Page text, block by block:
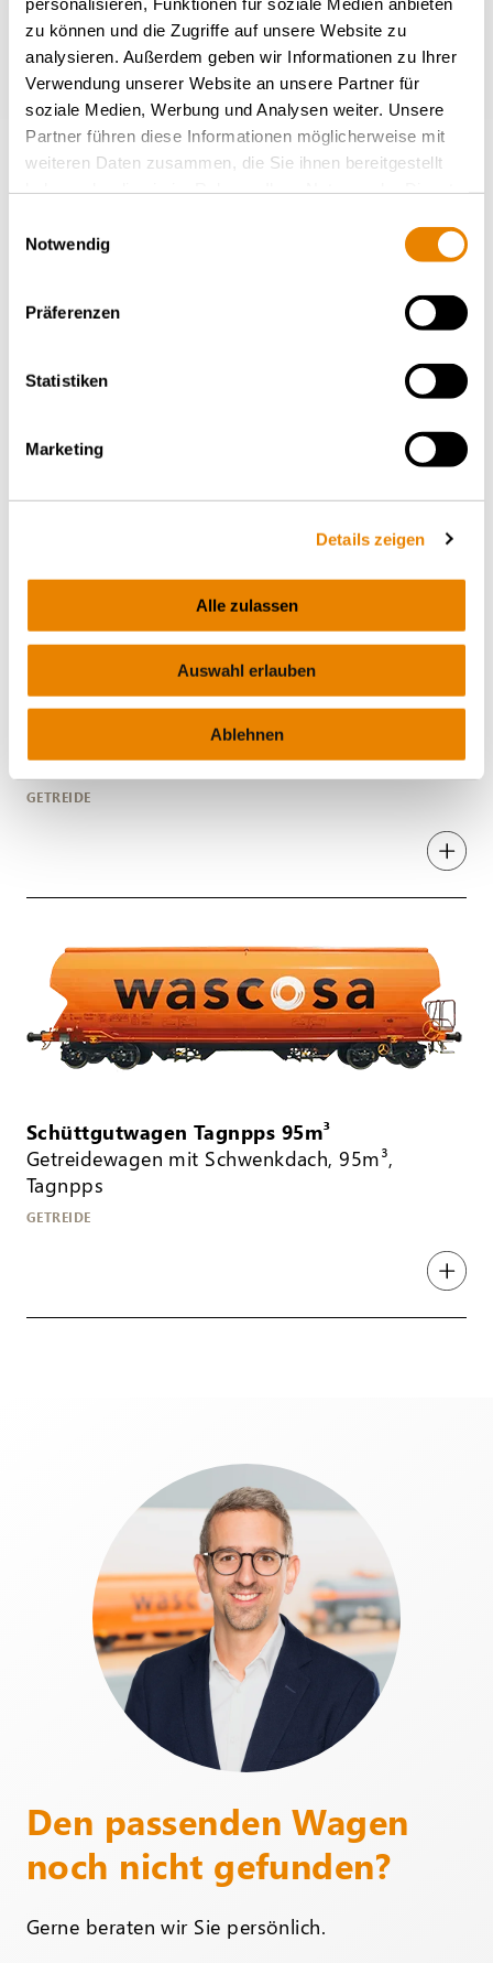
zu können und die Zugriffe auf unsere Website zu
analysieren. Außerdem geben wir Informationen zu Ihrer
Verwendung unserer Website an unsere Partner für
soziale Medien, Werbung und Analysen weiter. Unsere
Partner führen diese Informationen möglicherweise mit
weiteren Daten zusammen, die Sie ihnen bereitgestellt
Notwendig
Präferenzen
Statistiken
Marketing
Details zeigen
Alle zulassen
Auswahl erlauben
Ablehnen
Gedeckter Schüttgutwagen Tanoos
DÜNGER
Schüttgutwagen Tagnpps 102m³
Getreidewagen mit Schwenkdach, 102m³,
Tagnpps
GETREIDE
Schüttgutwagen Tagnpps 95m³
Getreidewagen mit Schwenkdach, 95m³,
Tagnpps
GETREIDE
Den passenden Wagen
noch nicht gefunden?
Gerne beraten wir Sie persönlich.